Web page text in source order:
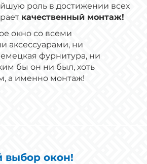
роль в достижении всех
качественный монтаж!
окно со всеми
аксессуарами, ни
фурнитура, ни
бы он ни был, хоть
а именно монтаж!
выбор окон!